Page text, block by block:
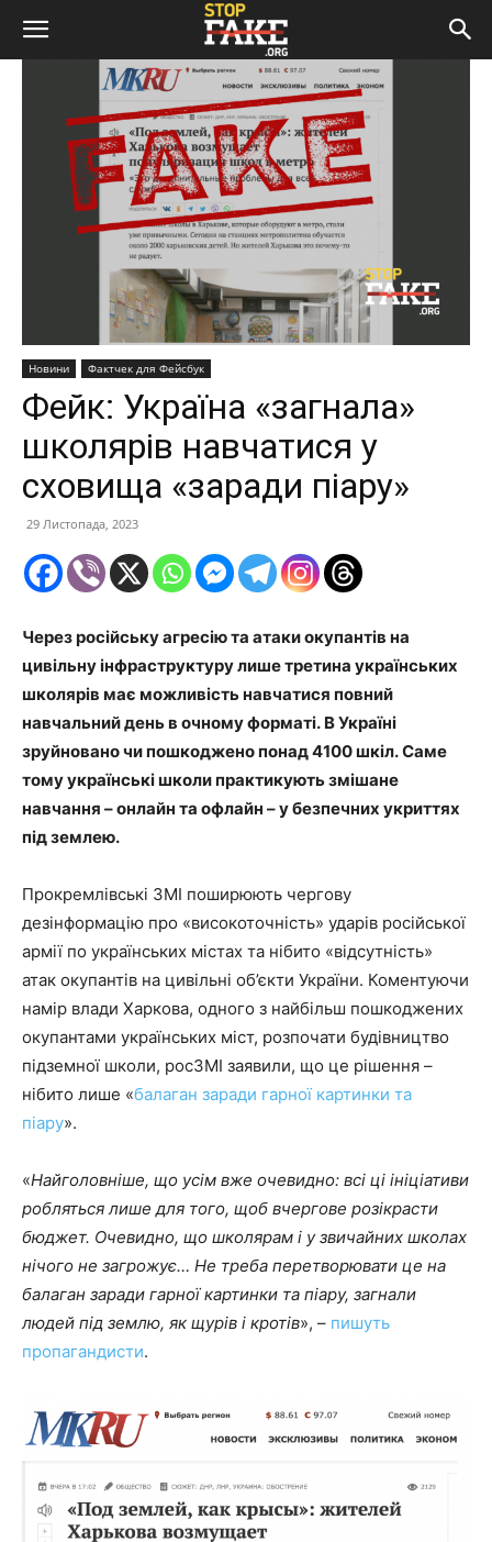
Новини Фактчек для Фейсбук
Фейк: Україна «загнала»
школярів навчатися у
сховища «заради піару»
29 Листопада, 2023
Через російську агресію та атаки окупантів на
цивільну інфраструктуру лише третина українських
школярів має можливість навчатися повний
навчальний день в очному форматі. В Україні
зруйновано чи пошкоджено понад 4100 шкіл. Саме
тому українські школи практикують змішане
навчання – онлайн та офлайн – у безпечних укриттях
під землею.
Прокремлівські ЗМІ поширюють чергову
дезінформацію про «високоточність» ударів російської
армії по українських містах та нібито «відсутність»
атак окупантів на цивільні об’єкти України. Коментуючи
намір влади Харкова, одного з найбільш пошкоджених
окупантами українських міст, розпочати будівництво
підземної школи, росЗМІ заявили, що це рішення –
нібито лише «балаган заради гарної картинки та
піару».
«Найголовніше, що усім вже очевидно: всі ці ініціативи
робляться лише для того, щоб вчергове розікрасти
бюджет. Очевидно, що школярам і у звичайних школах
нічого не загрожує… Не треба перетворювати це на
балаган заради гарної картинки та піару, загнали
людей під землю, як щурів і кротів», – пишуть
пропагандисти.